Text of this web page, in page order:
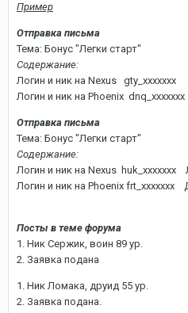
Пример
Отправка письма
Тема: Бонус "Легки старт"
Содержание:
Логин и ник на Nexus
Логин и ник на Phoenix
Отправка письма
Тема: Бонус "Легки старт"
Содержание:
Логин и ник на Nexus huk_xxxxxxx
Логин и ник на Phoenix frt_xxxxxxx
Посты в теме форума
1. Ник Сержик, воин 89 ур.
2. Заявка подана
1. Ник Ломака, друид 55 ур.
2. Заявка подана.